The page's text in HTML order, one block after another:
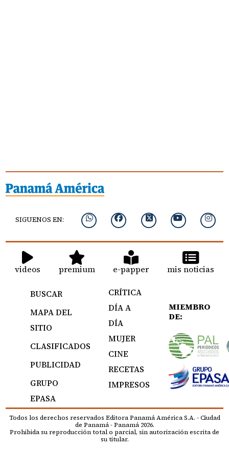
SIGUENOS EN:
videos premium e-papper mis noticias
BUSCAR
MAPA DEL
SITIO
CLASIFICADOS
PUBLICIDAD
GRUPO
EPASA
CRÍTICA
DÍA A
DÍA
MUJER
CINE
RECETAS
IMPRESOS
MIEMBRO
DE:
Todos los derechos reservados Editora Panamá América S.A. - Ciudad
de Panamá - Panamá 2026.
Prohibida su reproducción total o parcial, sin autorización escrita de
su titular.